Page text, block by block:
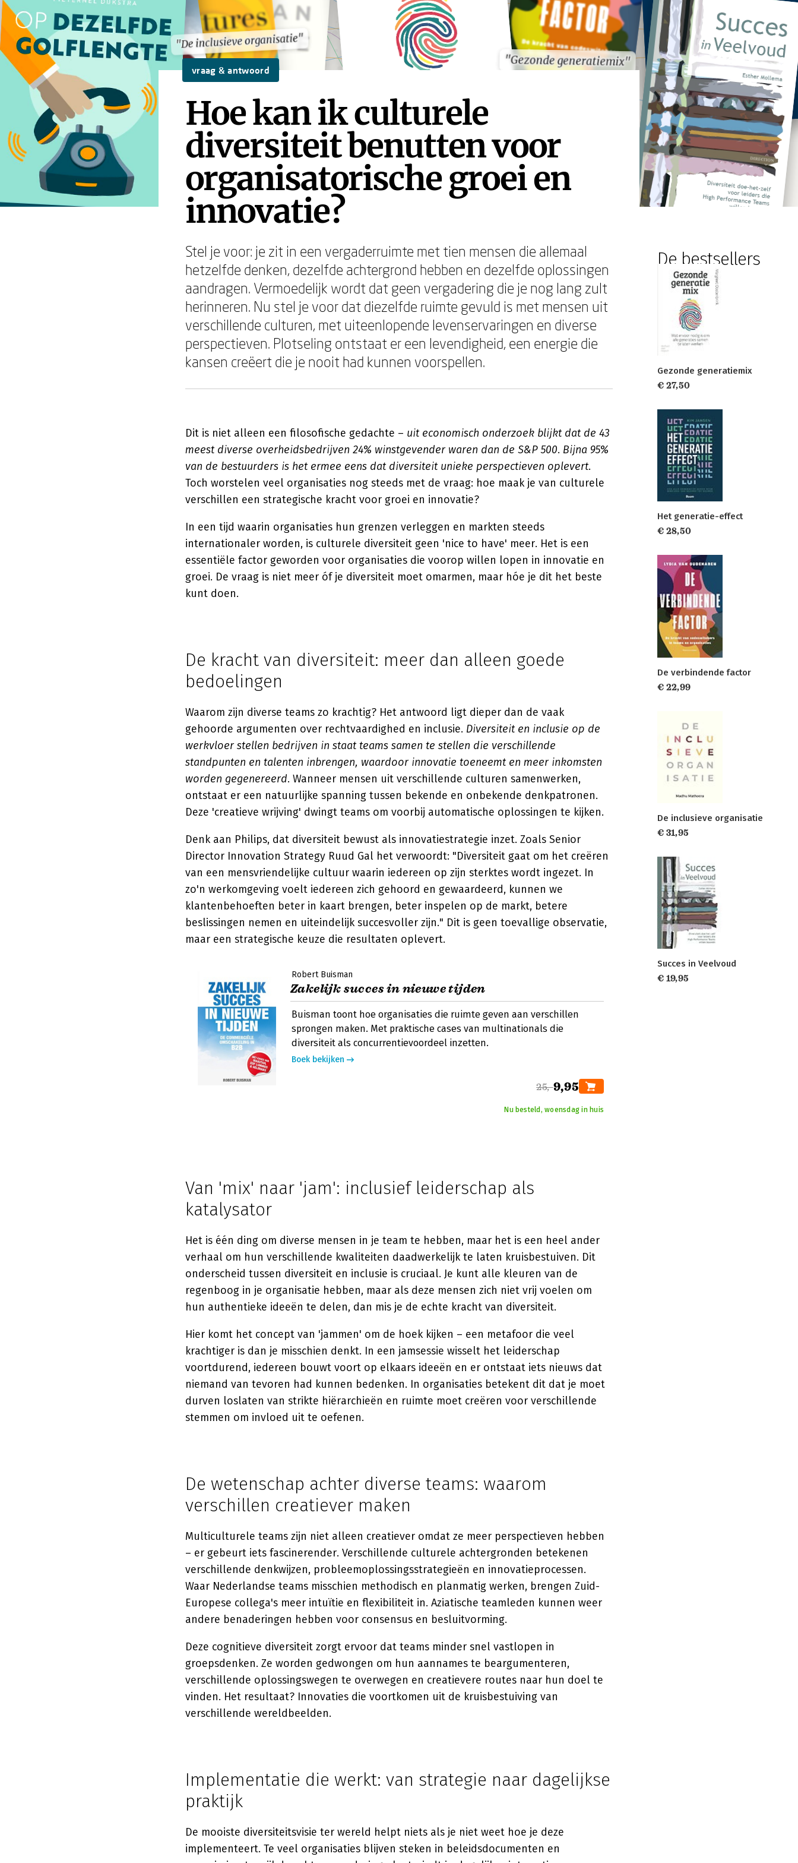
"De inclusieve organisatie"
"Gezonde generatiemix"
"De inclusieve organisatie"
"Gezonde generatiemix"
vraag & antwoord
Hoe kan ik culturele
diversiteit benutten voor
organisatorische groei en
innovatie?
Stel je voor: je zit in een vergaderruimte met tien mensen die allemaal
hetzelfde denken, dezelfde achtergrond hebben en dezelfde oplossingen
aandragen. Vermoedelijk wordt dat geen vergadering die je nog lang zult
herinneren. Nu stel je voor dat diezelfde ruimte gevuld is met mensen uit
verschillende culturen, met uiteenlopende levenservaringen en diverse
perspectieven. Plotseling ontstaat er een levendigheid, een energie die
kansen creëert die je nooit had kunnen voorspellen.
Dit is niet alleen een filosofische gedachte – uit economisch onderzoek blijkt dat de 43
meest diverse overheidsbedrijven 24% winstgevender waren dan de S&P 500. Bijna 95%
van de bestuurders is het ermee eens dat diversiteit unieke perspectieven oplevert.
Toch worstelen veel organisaties nog steeds met de vraag: hoe maak je van culturele
verschillen een strategische kracht voor groei en innovatie?
In een tijd waarin organisaties hun grenzen verleggen en markten steeds
internationaler worden, is culturele diversiteit geen 'nice to have' meer. Het is een
essentiële factor geworden voor organisaties die voorop willen lopen in innovatie en
groei. De vraag is niet meer óf je diversiteit moet omarmen, maar hóe je dit het beste
kunt doen.
De kracht van diversiteit: meer dan alleen goede
bedoelingen
Waarom zijn diverse teams zo krachtig? Het antwoord ligt dieper dan de vaak
gehoorde argumenten over rechtvaardighed en inclusie. Diversiteit en inclusie op de
werkvloer stellen bedrijven in staat teams samen te stellen die verschillende
standpunten en talenten inbrengen, waardoor innovatie toeneemt en meer inkomsten
worden gegenereerd. Wanneer mensen uit verschillende culturen samenwerken,
ontstaat er een natuurlijke spanning tussen bekende en onbekende denkpatronen.
Deze 'creatieve wrijving' dwingt teams om voorbij automatische oplossingen te kijken.
Denk aan Philips, dat diversiteit bewust als innovatiestrategie inzet. Zoals Senior
Director Innovation Strategy Ruud Gal het verwoordt: "Diversiteit gaat om het creëren
van een mensvriendelijke cultuur waarin iedereen op zijn sterktes wordt ingezet. In
zo'n werkomgeving voelt iedereen zich gehoord en gewaardeerd, kunnen we
klantenbehoeften beter in kaart brengen, beter inspelen op de markt, betere
beslissingen nemen en uiteindelijk succesvoller zijn." Dit is geen toevallige observatie,
maar een strategische keuze die resultaten oplevert.
Robert Buisman
Zakelijk succes in nieuwe tijden
Buisman toont hoe organisaties die ruimte geven aan verschillen
sprongen maken. Met praktische cases van multinationals die
diversiteit als concurrentievoordeel inzetten.
Boek bekijken
25,-9,95
Nu besteld, woensdag in huis
Van 'mix' naar 'jam': inclusief leiderschap als
katalysator
Het is één ding om diverse mensen in je team te hebben, maar het is een heel ander
verhaal om hun verschillende kwaliteiten daadwerkelijk te laten kruisbestuiven. Dit
onderscheid tussen diversiteit en inclusie is cruciaal. Je kunt alle kleuren van de
regenboog in je organisatie hebben, maar als deze mensen zich niet vrij voelen om
hun authentieke ideeën te delen, dan mis je de echte kracht van diversiteit.
Hier komt het concept van 'jammen' om de hoek kijken – een metafoor die veel
krachtiger is dan je misschien denkt. In een jamsessie wisselt het leiderschap
voortdurend, iedereen bouwt voort op elkaars ideeën en er ontstaat iets nieuws dat
niemand van tevoren had kunnen bedenken. In organisaties betekent dit dat je moet
durven loslaten van strikte hiërarchieën en ruimte moet creëren voor verschillende
stemmen om invloed uit te oefenen.
De wetenschap achter diverse teams: waarom
verschillen creatiever maken
Multiculturele teams zijn niet alleen creatiever omdat ze meer perspectieven hebben
– er gebeurt iets fascinerender. Verschillende culturele achtergronden betekenen
verschillende denkwijzen, probleemoplossingsstrategieën en innovatieprocessen.
Waar Nederlandse teams misschien methodisch en planmatig werken, brengen Zuid-
Europese collega's meer intuïtie en flexibiliteit in. Aziatische teamleden kunnen weer
andere benaderingen hebben voor consensus en besluitvorming.
Deze cognitieve diversiteit zorgt ervoor dat teams minder snel vastlopen in
groepsdenken. Ze worden gedwongen om hun aannames te beargumenteren,
verschillende oplossingswegen te overwegen en creatievere routes naar hun doel te
vinden. Het resultaat? Innovaties die voortkomen uit de kruisbestuiving van
verschillende wereldbeelden.
Implementatie die werkt: van strategie naar dagelijkse
praktijk
De mooiste diversiteitsvisie ter wereld helpt niets als je niet weet hoe je deze
implementeert. Te veel organisaties blijven steken in beleidsdocumenten en
De bestsellers
Gezonde generatiemix
€ 27,50
Het generatie-effect
€ 28,50
De verbindende factor
€ 22,99
De inclusieve organisatie
€ 31,95
Succes in Veelvoud
€ 19,95